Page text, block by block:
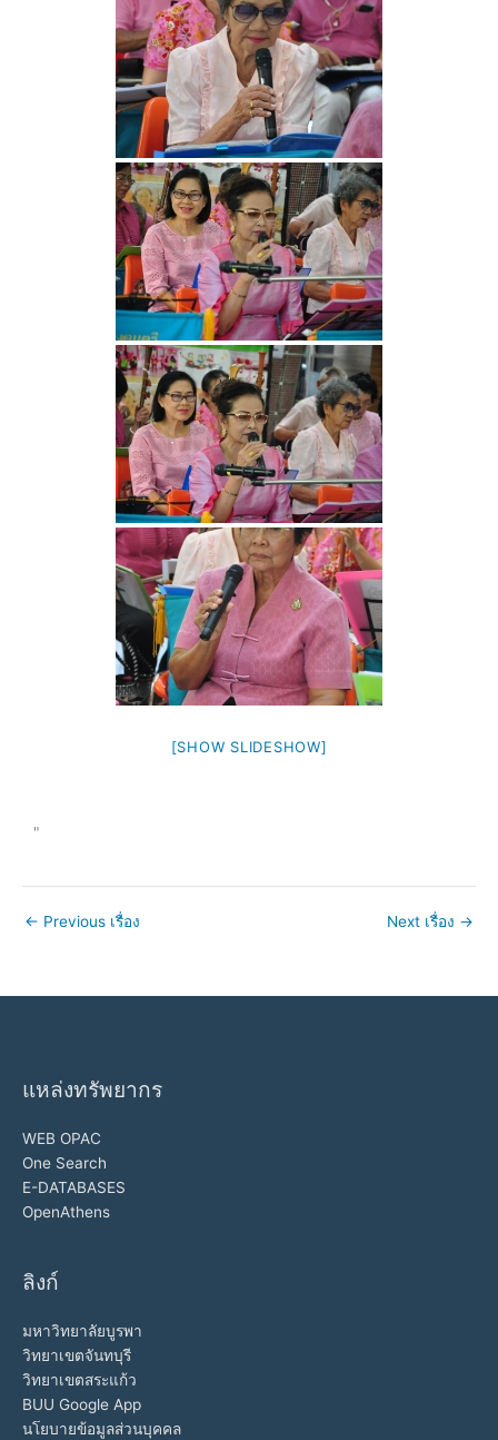
[SHOW SLIDESHOW]
"
← Previous เรื่อง Next เรื่อง →
แหล่งทรัพยากร
WEB OPAC
One Search
E-DATABASES
OpenAthens
ลิงก์
มหาวิทยาลัยบูรพา
วิทยาเขตจันทบุรี
วิทยาเขตสระแก้ว
BUU Google App
นโยบายข้อมูลส่วนบุคคล